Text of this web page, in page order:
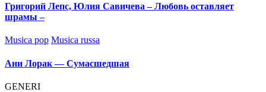
Григорий Лепс, Юлия Савичева – Любовь оставляет
шрамы –
Posted
Musica pop Musica russa
Ани Лорак — Сумасшедшая
GENERI